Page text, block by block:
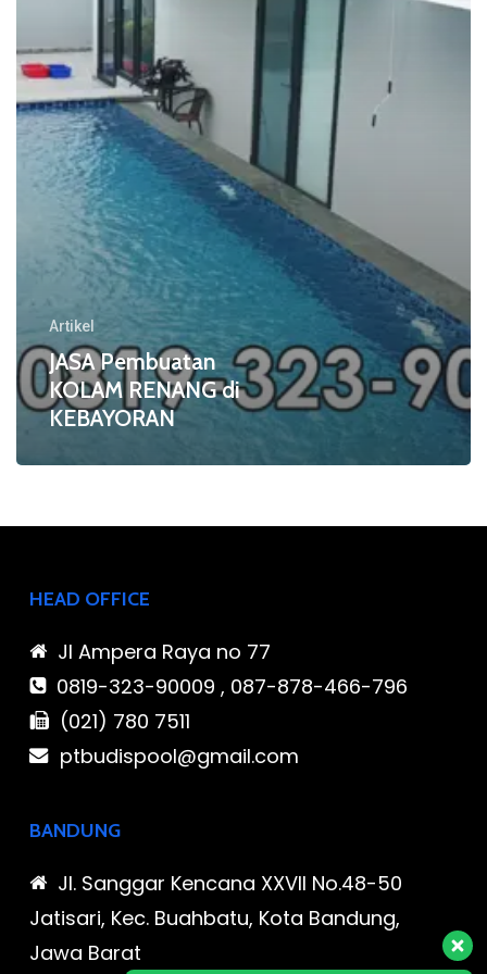
KEBAYORAN
Artikel
JASA Pembuatan
KOLAM RENANG di
KEBAYORAN
HEAD OFFICE
Jl Ampera Raya no 77
0819-323-90009 , 087-878-466-796
(021) 780 7511
ptbudispool@gmail.com
BANDUNG
Jl. Sanggar Kencana XXVII No.48-50
Jatisari, Kec. Buahbatu, Kota Bandung,
Jawa Barat